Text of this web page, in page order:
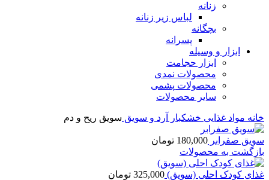
زنانه
لباس زیر زنانه
بچگانه
پسرانه
ابزار و وسیله
ابزار حجامت
محصولات نمدی
محصولات پشمی
سایر محصولات
خانه مواد غذایی خشکبار آرد و سویق سویق ریح و دم
سویق صفرابر 180,000 تومان
بازگشت به محصولات
غذای کودک احلی (سویق) 325,000 تومان